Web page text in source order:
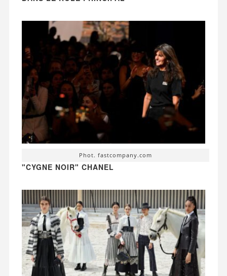
Phot. fastcompany.com
"CYGNE NOIR" CHANEL